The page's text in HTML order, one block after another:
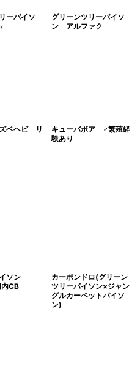
ーパイソ
グリーンツリーパイソ
ン アルファク
ベヘビ リ
キューバボア ♂繁殖経
験あり
ソン
CB
カーポンドロ(グリーン
ツリーパイソン×ジャン
グルカーペットパイソ
ン)